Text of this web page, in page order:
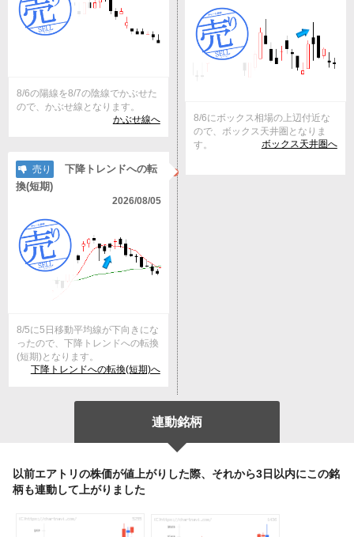
8/6の陽線を8/7の陰線でかぶせた
ので、かぶせ線となります。
かぶせ線へ
8/6にボックス相場の上辺付近な
ので、ボックス天井圏となりま
す。
ボックス天井圏へ
売り
下降トレンドへの転
換(短期)
2026/08/05
8/5に5日移動平均線が下向きにな
ったので、下降トレンドへの転換
(短期)となります。
下降トレンドへの転換(短期)へ
連動銘柄
以前エアトリの株価が値上がりした際、それから3日以内にこの銘
柄も連動して上がりました